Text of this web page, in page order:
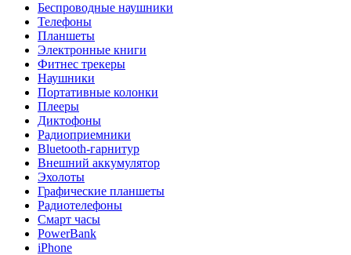
Беспроводные наушники
Телефоны
Планшеты
Электронные книги
Фитнес трекеры
Наушники
Портативные колонки
Плееры
Диктофоны
Радиоприемники
Bluetooth-гарнитур
Внешний аккумулятор
Эхолоты
Графические планшеты
Радиотелефоны
Смарт часы
PowerBank
iPhone